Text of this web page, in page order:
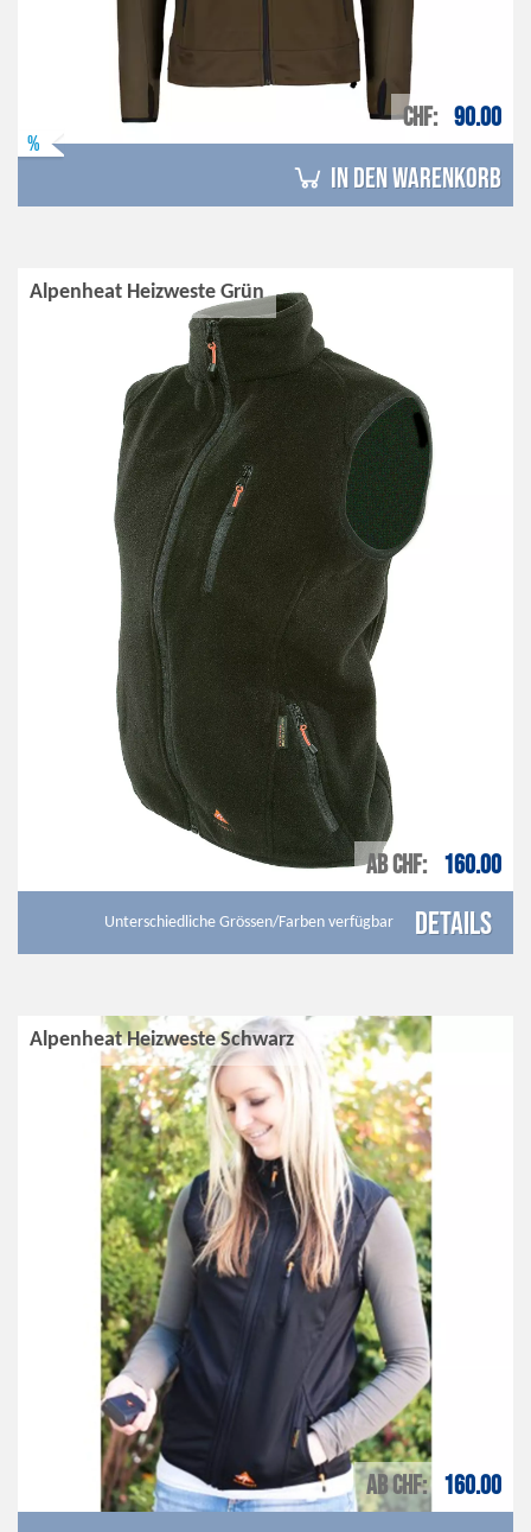
%
CHF 90.00
in den Warenkorb
Alpenheat Heizweste Grün
AB CHF 160.00
Unterschiedliche Grössen/Farben verfügbar Details
Alpenheat Heizweste Schwarz
AB CHF 160.00